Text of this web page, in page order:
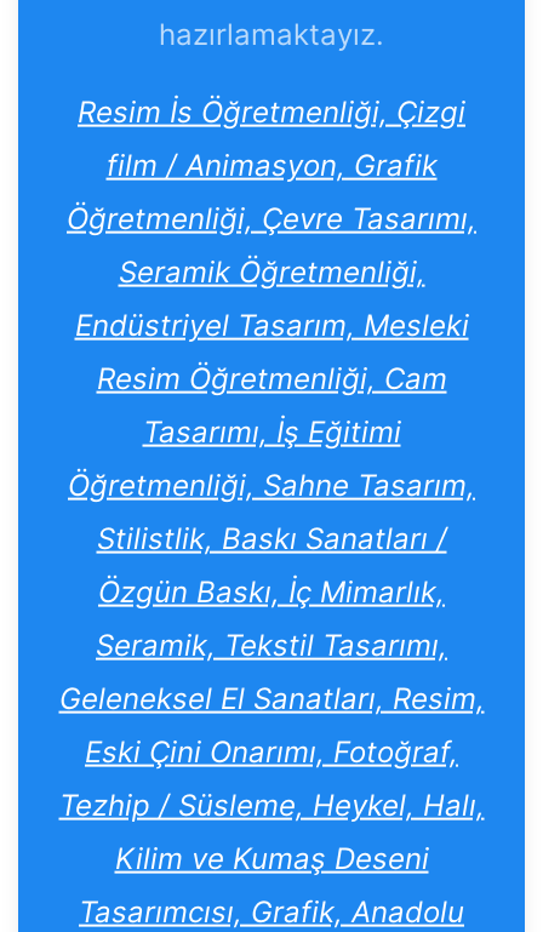
hazırlamaktayız.
Resim İs Öğretmenliği, Çizgi
film / Animasyon, Grafik
Öğretmenliği, Çevre Tasarımı,
Seramik Öğretmenliği,
Endüstriyel Tasarım, Mesleki
Resim Öğretmenliği, Cam
Tasarımı, İş Eğitimi
Öğretmenliği, Sahne Tasarım,
Stilistlik, Baskı Sanatları /
Özgün Baskı, İç Mimarlık,
Seramik, Tekstil Tasarımı,
Geleneksel El Sanatları, Resim,
Eski Çini Onarımı, Fotoğraf,
Tezhip / Süsleme, Heykel, Halı,
Kilim ve Kumaş Deseni
Tasarımcısı, Grafik, Anadolu